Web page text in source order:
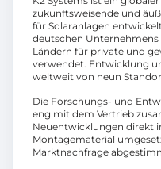
zukunftsweisende und
für Solaranlagen
deutschen Unternehmens
Ländern für private und
verwendet. Entwicklung
weltweit von neun
Die Forschungs- und
eng mit dem Vertrieb
Neuentwicklungen direkt
Montagematerial
Marktnachfrage